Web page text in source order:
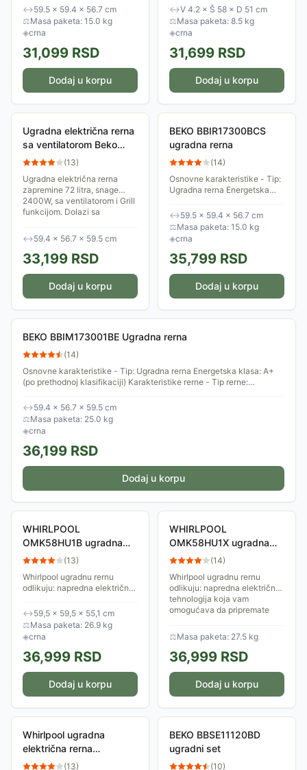
klasifikaciji) Karakteristike
rerne - Tip rerne:
Ventilatorska...
↔59.5 × 59.4 × 56.7 cm
⚖Masa paketa: 15.0 kg
◈crna
31,099 RSD
Dodaj u korpu
kontrolom na dodir, tajmerom i
dečijom sigurnosnom
zaštitom. Fleksibilne...
↔V 4.2 × Š 58 × D 51 cm
⚖Masa paketa: 8.5 kg
◈crna
31,699 RSD
Dodaj u korpu
Ugradna električna rerna
sa ventilatorom Beko
BBIE18300W
(13)
Ugradna električna rerna
zapremine 72 litra, snage
2400W, sa ventilatorom i Grill
funkcijom. Dolazi sa
pleha za pečenje....
↔59.4 × 56.7 × 59.5 cm
33,199 RSD
Dodaj u korpu
BEKO BBIR17300BCS
ugradna rerna
(14)
Osnovne karakteristike - Tip:
Ugradna rerna Energetska
klasifikaciji) Karakteristike
rerne - Tip rerne:
Multifunkcionalna...
↔59.5 × 59.4 × 56.7 cm
⚖Masa paketa: 15.0 kg
◈crna
35,799 RSD
Dodaj u korpu
BEKO BBIM173001BE Ugradna rerna
(14)
Osnovne karakteristike - Tip: Ugradna rerna Energetska klasa: A+
(po prethodnoj klasifikaciji) Karakteristike rerne - Tip rerne:
↔59.4 × 56.7 × 59.5 cm
⚖Masa paketa: 25.0 kg
◈crna
36,199 RSD
Dodaj u korpu
WHIRLPOOL
OMK58HU1B ugradna
rerna
(13)
Whirlpool ugradnu rernu
odlikuju: napredna električna
omogućava da pripremate
jela uz uštedu energije.
Inovativna Cook3...
↔59,5 × 59,5 × 55,1 cm
⚖Masa paketa: 26.9 kg
◈crna
36,999 RSD
Dodaj u korpu
WHIRLPOOL
OMK58HU1X ugradna
rerna
(14)
Whirlpool ugradnu rernu
odlikuju: napredna električna
tehnologija koja vam
omogućava da pripremate
Inovativna Cook3...
⚖Masa paketa: 27.5 kg
36,999 RSD
Dodaj u korpu
Whirlpool ugradna
električna rerna
OMSR58CU1SB
(13)
BEKO BBSE11120BD
ugradni set
(10)